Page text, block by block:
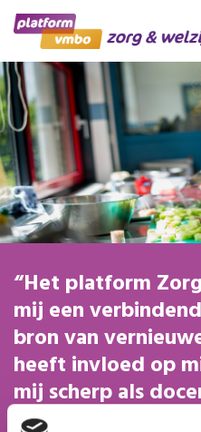
Het platform
mij een
bron van
heeft invloed op
mij scherp als